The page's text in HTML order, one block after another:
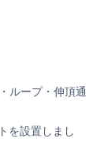
ループ・伸頂通
を設置しまし